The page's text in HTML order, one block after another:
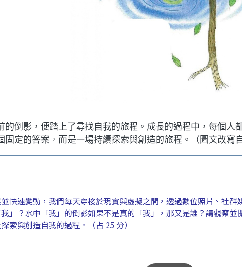
影，便踏上了尋找自我的旅程。成長的過程中，每個人
固定的答案，而是一場持續探索與創造的旅程。（圖文改寫
速變動，我們每天穿梭於現實與虛擬之間，透過數位照片、社群
」？水中「我」的倒影如果不是真的「我」，那又是誰？請觀察
索與創造自我的過程。（占 25 分）